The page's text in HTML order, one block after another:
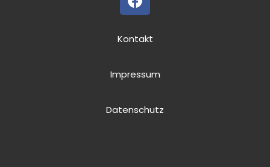
Kontakt
Impressum
Datenschutz